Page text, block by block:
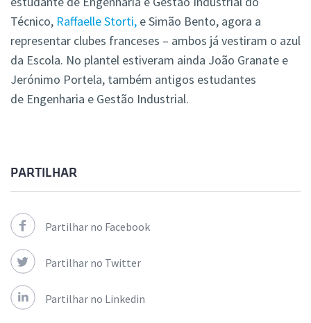
Técnico, Raffaelle Storti, e Simão Bento, agora a
representar clubes franceses – ambos já vestiram o azul
da Escola. No plantel estiveram ainda João Granate e
Jerónimo Portela, também antigos estudantes
de Engenharia e Gestão Industrial.
PARTILHAR
Partilhar no Facebook
Partilhar no Twitter
Partilhar no Linkedin